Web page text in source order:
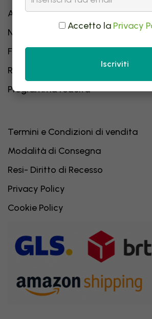
Affiliazione
Newsletter
F.A.Q.
Recensioni
Programma fedeltà
Termini e Condizioni di vendita
Modalità di Consegna
Resi- Diritto di Recesso
Privacy Policy
Cookie Policy
Accetto la Privacy
Iscriviti